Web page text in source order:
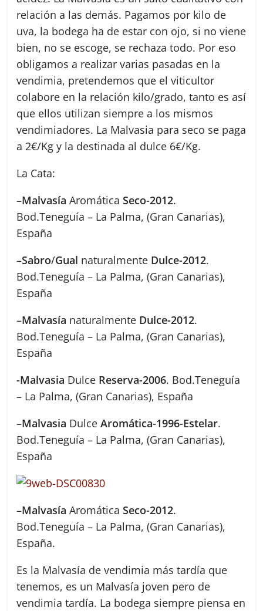
relación a las demás. Pagamos por kilo de
uva, la bodega ha de estar con ojo, si no viene
bien, no se escoge, se rechaza todo. Por eso
obligamos a realizar varias pasadas en la
vendimia, pretendemos que el viticultor
colabore en la relación kilo/grado, tanto es así
que ellos utilizan siempre a los mismos
vendimiadores. La Malvasia para seco se paga
a 2€/Kg y la destinada al dulce 6€/Kg.
La Cata:
–Malvasía AromáticaSeco-2012.
Bod.Teneguía – La Palma, (Gran Canarias),
España
–Sabro/Gual naturalmente Dulce-2012.
Bod.Teneguía – La Palma, (Gran Canarias),
España
–Malvasía naturalmente Dulce-2012.
Bod.Teneguía – La Palma, (Gran Canarias),
España
-Malvasia Dulce Reserva-2006. Bod.Teneguía
– La Palma, (Gran Canarias), España
–Malvasia DulceAromática-1996-Estelar.
Bod.Teneguía – La Palma, (Gran Canarias),
España
–Malvasía AromáticaSeco-2012.
Bod.Teneguía – La Palma, (Gran Canarias),
España.
Es la Malvasía de vendimia más tardía que
tenemos, es un Malvasía joven pero de
vendimia tardía. La bodega siempre piensa en